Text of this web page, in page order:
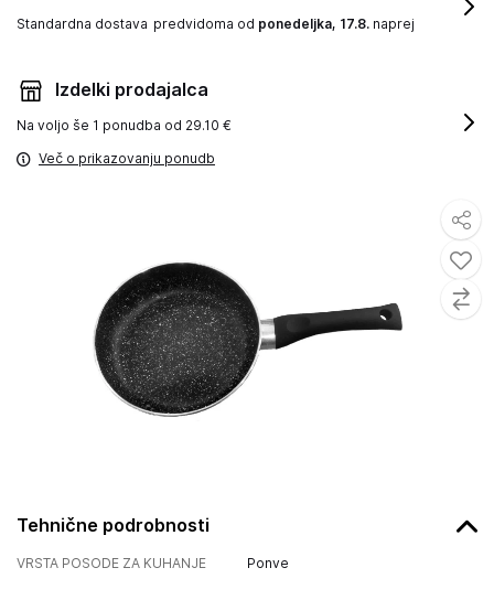
Tehnične podrobnosti
VRSTA POSODE ZA KUHANJE Ponve
Standardna dostava predvidoma od ponedeljka, 17.8. naprej
Izdelki prodajalca
Na voljo še 1 ponudba od 29.10 €
Več o prikazovanju ponudb